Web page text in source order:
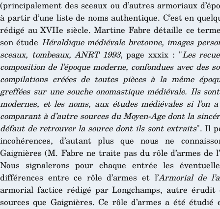
(principalement des sceaux ou d’autres armoriaux
à partir d’une liste de noms authentique. C’est en
rédigé au XVIIe siècle. Martine Fabre détaille ce
son étude Héraldique médiévale bretonne, images
sceaux, tombeaux, ANRT 1993, page xxxix : "Les
composition de l’époque moderne, confondues avec des
compilations créées de toutes pièces à la même
greffées sur une souche onomastique médiévale. Ils
modernes, et les noms, aux études médiévales si
comparant à d’autre sources du Moyen-Age dont la
défaut de retrouver la source dont ils sont extraits". Il
incohérences, d’autant plus que nous ne
Gaignières (M. Fabre ne traite pas du rôle d’armes de
Nous signalerons pour chaque entrée les
différences entre ce rôle d’armes et l’Armorial de
armorial factice rédigé par Longchamps, autre érudit
sources que Gaignières. Ce rôle d’armes a été